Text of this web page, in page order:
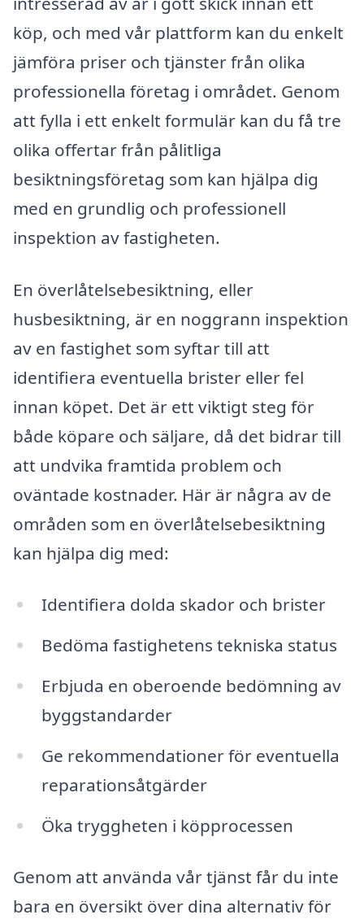
köp, och med vår plattform kan du enkelt
jämföra priser och tjänster från olika
professionella företag i området. Genom
att fylla i ett enkelt formulär kan du få tre
olika offertar från pålitliga
besiktningsföretag som kan hjälpa dig
med en grundlig och professionell
inspektion av fastigheten.
En överlåtelsebesiktning, eller
husbesiktning, är en noggrann inspektion
av en fastighet som syftar till att
identifiera eventuella brister eller fel
innan köpet. Det är ett viktigt steg för
både köpare och säljare, då det bidrar till
att undvika framtida problem och
oväntade kostnader. Här är några av de
områden som en överlåtelsebesiktning
kan hjälpa dig med:
Identifiera dolda skador och brister
Bedöma fastighetens tekniska status
Erbjuda en oberoende bedömning av
byggstandarder
Ge rekommendationer för eventuella
reparationsåtgärder
Öka tryggheten i köpprocessen
Genom att använda vår tjänst får du inte
bara en översikt över dina alternativ för